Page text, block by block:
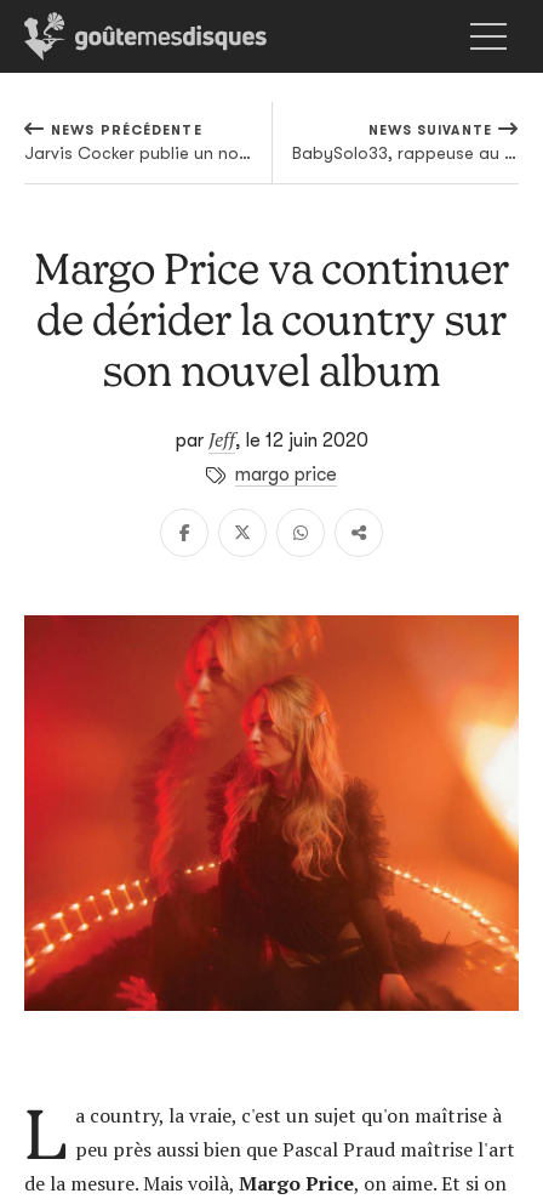
NEWS PRÉCÉDENTE
Jarvis Cocker publie un nouvel extrait de son projet JARV IS
NEWS SUIVANTE
BabySolo33, rappeuse au cœur bleu
Margo Price va continuer
de dérider la country sur
son nouvel album
par Jeff, le 12 juin 2020
margo price
L a country, la vraie, c'est un sujet qu'on maîtrise à
peu près aussi bien que Pascal Praud maîtrise l'art
de la mesure. Mais voilà, Margo Price, on aime. Et si on